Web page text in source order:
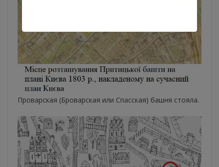
Проварская (Броварская или Спасская) башня стояла.